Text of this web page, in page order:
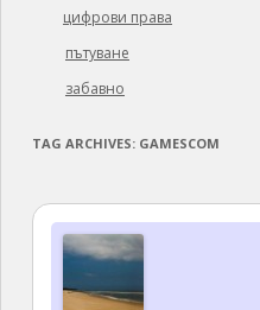
цифрови права
пътуване
забавно
TAG ARCHIVES: GAMESCOM